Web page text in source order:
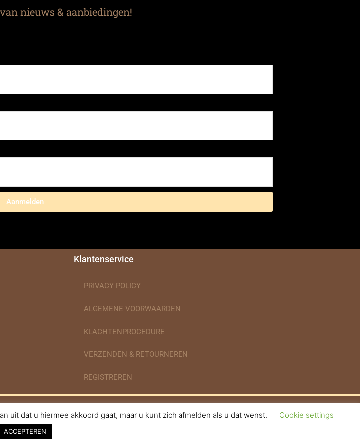
nieuws & aanbiedingen!
Aanmelden
Klantenservice
PRIVACY POLICY
ALGEMENE VOORWAARDEN
KLACHTENPROCEDURE
VERZENDEN & RETOURNEREN
REGISTREREN
door de BeautyMarketeer
uit dat u hiermee akkoord gaat, maar u kunt zich afmelden als u dat wenst. Cookie settings
ACCEPTEREN